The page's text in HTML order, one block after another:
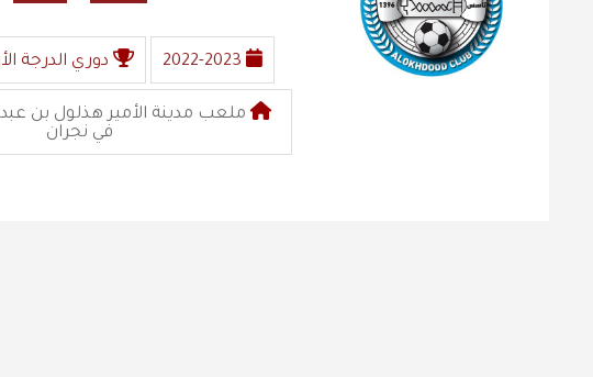
2022-2023 دوري الدرجة
ملعب مدينة الأمير هذلول بن
في نجران